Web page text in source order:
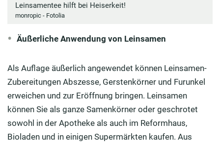
Leinsamentee hilft bei Heiserkeit!
monropic - Fotolia
Äußerliche Anwendung von Leinsamen
Als Auflage äußerlich angewendet können Leinsamen-
Zubereitungen Abszesse, Gerstenkörner und Furunkel
erweichen und zur Eröffnung bringen. Leinsamen
können Sie als ganze Samenkörner oder geschrotet
sowohl in der Apotheke als auch im Reformhaus,
Bioladen und in einigen Supermärkten kaufen. Aus